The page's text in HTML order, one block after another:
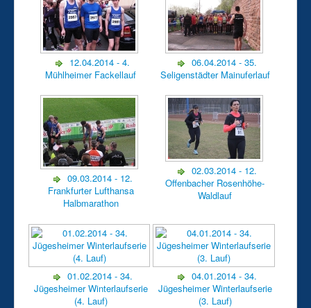
12.04.2014 - 4.
Mühlheimer Fackellauf
06.04.2014 - 35.
Seligenstädter Mainuferlauf
09.03.2014 - 12.
Frankfurter Lufthansa
Halbmarathon
02.03.2014 - 12.
Offenbacher Rosenhöhe-
Waldlauf
01.02.2014 - 34.
Jügesheimer Winterlaufserie
(4. Lauf)
04.01.2014 - 34.
Jügesheimer Winterlaufserie
(3. Lauf)